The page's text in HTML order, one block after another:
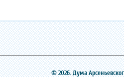
© 2026. Дума